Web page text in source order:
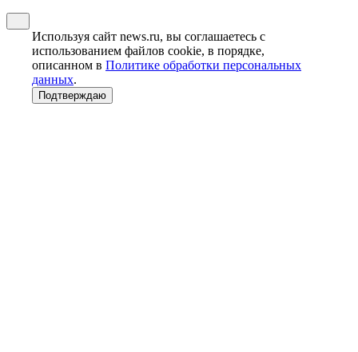
Используя сайт news.ru, вы соглашаетесь с
использованием файлов cookie, в порядке,
описанном в Политике обработки персональных
данных.
Подтверждаю